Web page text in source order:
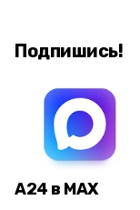
Подпишись!
А24 в MAX